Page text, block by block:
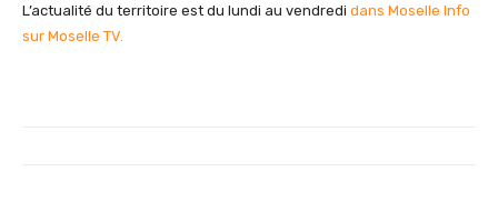
L’actualité du territoire est du lundi au vendredi dans Moselle Info
sur Moselle TV.